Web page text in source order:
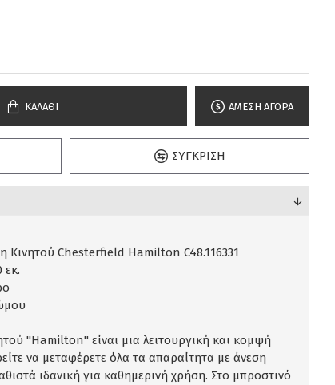
ΚΑΛΆΘΙ ΆΜΕΣΗ ΑΓΟΡΆ
ΣΎΓΚΡΙΣΗ
Κινητού Chesterfield Hamilton C48.116331
εκ.
"Hamilton" είναι μια λειτουργική και κομψή
να μεταφέρετε όλα τα απαραίτητα με άνεση
ιδανική για καθημερινή χρήση. Στο μπροστινό